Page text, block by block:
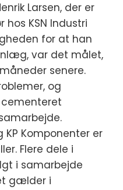
Larsen, der er
KSN Industri
for at han
var det målet,
senere.
og
KP Komponenter er
Flere dele i
i samarbejde
gælder i